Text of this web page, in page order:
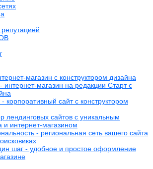
магазин с конструктором дизайна
интернет-магазин на редакции Старт с
корпоративный сайт с конструктором
лендинговых сайтов с уникальным
и интернет-магазином
- региональная сеть вашего сайта
шаг - удобное и простое оформление